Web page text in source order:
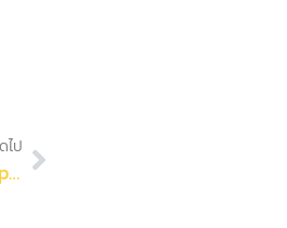
ไป
งานวิจัยและบริการวิชาการ ขอแสดงความยินดีกับ 2021 World’s Top 2% Scientists by Elsevier ของคณะวิทยาศาสตร์ จุฬาลงกรณ์มหาวิทยาลัย จำนวน 5 ท่าน